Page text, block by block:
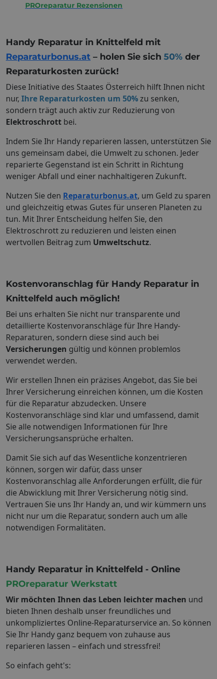
PROreparatur Rezensionen
Handy Reparatur in Knittelfeld mit
Reparaturbonus.at – holen Sie sich 50% der
Reparaturkosten zurück!
Diese Initiative des Staates Österreich hilft Ihnen nicht
nur, Ihre Reparaturkosten um 50%zu senken,
sondern trägt auch aktiv zur Reduzierung von
Elektroschrott bei.
Indem Sie Ihr Handy reparieren lassen, unterstützen Sie
uns gemeinsam dabei, die Umwelt zu schonen. Jeder
reparierte Gegenstand ist ein Schritt in Richtung
weniger Abfall und einer nachhaltigeren Zukunft.
Nutzen Sie den Reparaturbonus.at, um Geld zu sparen
und gleichzeitig etwas Gutes für unseren Planeten zu
tun. Mit Ihrer Entscheidung helfen Sie, den
Elektroschrott zu reduzieren und leisten einen
wertvollen Beitrag zum Umweltschutz.
Kostenvoranschlag für Handy Reparatur in
Knittelfeld auch möglich!
Bei uns erhalten Sie nicht nur transparente und
detaillierte Kostenvoranschläge für Ihre Handy-
Reparaturen, sondern diese sind auch bei
Versicherungen gültig und können problemlos
verwendet werden.
Wir erstellen Ihnen ein präzises Angebot, das Sie bei
Ihrer Versicherung einreichen können, um die Kosten
für die Reparatur abzudecken. Unsere
Kostenvoranschläge sind klar und umfassend, damit
Sie alle notwendigen Informationen für Ihre
Versicherungsansprüche erhalten.
Damit Sie sich auf das Wesentliche konzentrieren
können, sorgen wir dafür, dass unser
Kostenvoranschlag alle Anforderungen erfüllt, die für
die Abwicklung mit Ihrer Versicherung nötig sind.
Vertrauen Sie uns Ihr Handy an, und wir kümmern uns
nicht nur um die Reparatur, sondern auch um alle
notwendigen Formalitäten.
Handy Reparatur in Knittelfeld - Online
PROreparatur Werkstatt
Wir möchten Ihnen das Leben leichter machen und
bieten Ihnen deshalb unser freundliches und
unkompliziertes Online-Reparaturservice an. So können
Sie Ihr Handy ganz bequem von zuhause aus
reparieren lassen – einfach und stressfrei!
So einfach geht's: